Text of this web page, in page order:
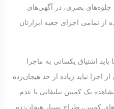
جلوه‌های بصری، در آگهی‌های
از تمامی اجزای جعبه ابزارتان
اشتیاق یکسانی به ماجرا
اجزا نباید زیاده از حد هیجان‌زده
یک کمپین تبلیغاتی با عدم
کمپین، طراح بسیار هیجان‌زده